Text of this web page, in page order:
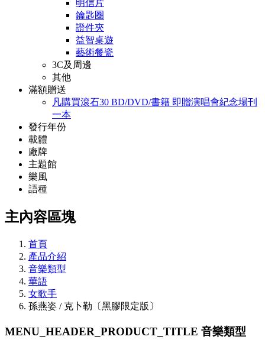
明信片
鑰匙圈
證件夾
益智桌遊
藝術餐瓷
3C及周邊
其他
滿額贈送
凡購買滾石30 BD/DVD/書籍 即贈演唱會紀念場刊
一本
發行年份
載體
廠牌
主題館
樂風
語種
主內容區塊
首頁
產品介紹
音樂類型
華語
女歌手
孫燕姿 / 克卜勒〔黑膠限定版〕
MENU_HEADER_PRODUCT_TITLE 音樂類型